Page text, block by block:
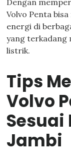
Dengan
Volvo Penta
energi di
yang terkadang
listrik.
Tips
Volvo
Jambi